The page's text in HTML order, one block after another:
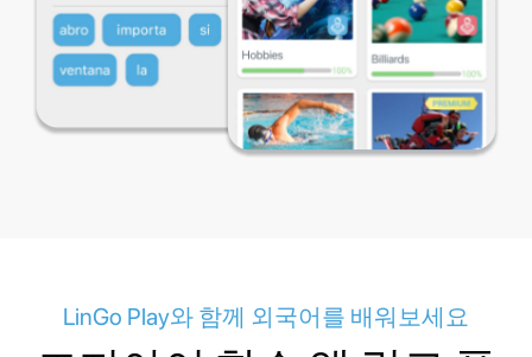
LinGo Play와 함께 외국어를 배워보세요